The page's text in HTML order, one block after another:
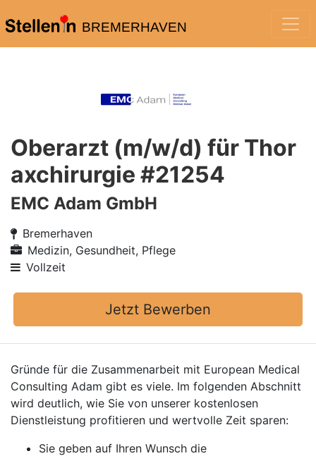
BREMERHAVEN
Oberarzt (m/w/d) für Thor
axchirurgie #21254
EMC Adam GmbH
Bremerhaven
Medizin, Gesundheit, Pflege
Vollzeit
Jetzt Bewerben
Gründe für die Zusammenarbeit mit European Medical
Consulting Adam gibt es viele. Im folgenden Abschnitt
wird deutlich, wie Sie von unserer kostenlosen
Dienstleistung profitieren und wertvolle Zeit sparen:
Sie geben auf Ihren Wunsch die